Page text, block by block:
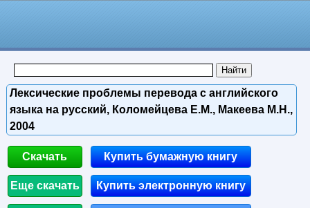
Лексические проблемы перевода с английского
языка на русский, Коломейцева Е.M., Макеева М.Н.,
2004
Скачать
Еще скачать
Купить бумажную книгу
Купить электронную книгу